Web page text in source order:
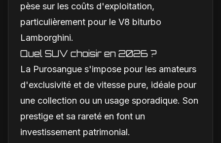
pèse sur les coûts d'exploitation,
particulièrement pour le V8 biturbo
Lamborghini.
Quel SUV choisir en 2026 ?
La Purosangue s'impose pour les amateurs
d'exclusivité et de vitesse pure, idéale pour
une collection ou un usage sporadique. Son
prestige et sa rareté en font un
investissement patrimonial.